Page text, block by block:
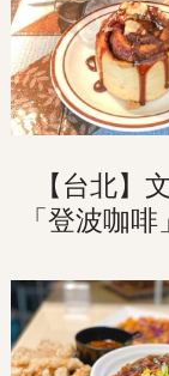
【台北】
「登波咖